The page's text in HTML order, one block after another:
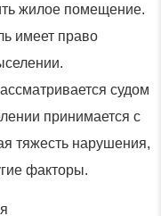
жилое помещение.
имеет право
судом
принимается с
тяжесть нарушения,
факторы.